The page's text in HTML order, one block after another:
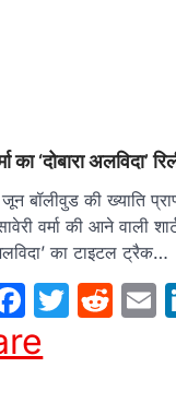
का ‘दोबारा अलविदा’
बॉलीवुड की ख्याति
वर्मा की आने वाली
अलविदा’ का टाइटल ट्रैक…